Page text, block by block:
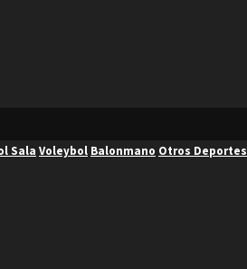
Sala Voleybol Balonmano Otros Deportes